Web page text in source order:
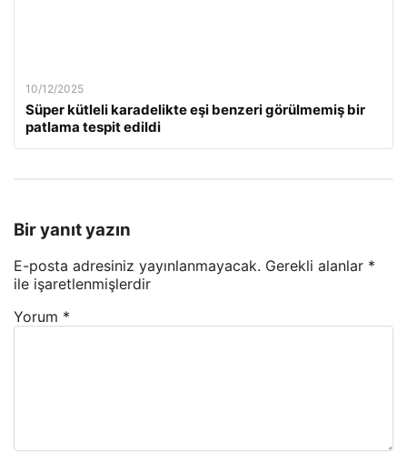
10/12/2025
Süper kütleli karadelikte eşi benzeri görülmemiş bir
patlama tespit edildi
Bir yanıt yazın
E-posta adresiniz yayınlanmayacak. Gerekli alanlar *
ile işaretlenmişlerdir
Yorum *